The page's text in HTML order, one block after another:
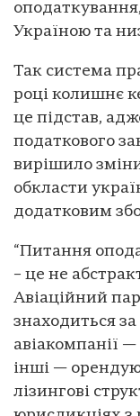
Україною та
Так система
році колишнє
це підстав,
податкового
вирішило
обкласти
додатковим
“Питання
– це не
Авіаційний
знаходиться за
авіакомпанії —
інші —
лізингові